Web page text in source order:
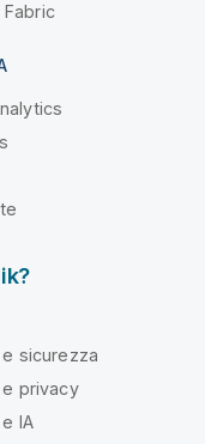
Fabric
sicurezza
privacy
IA